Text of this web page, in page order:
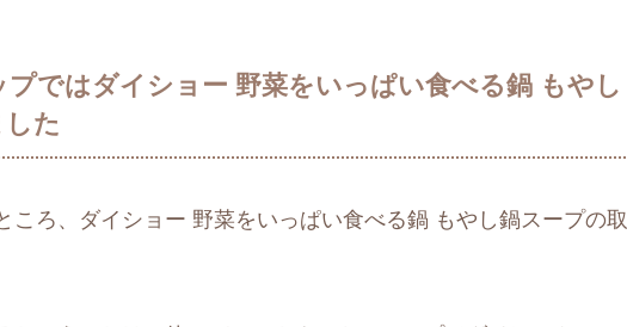
ではダイショー 野菜をいっぱい食べる鍋 もやし
た
ころ、ダイショー 野菜をいっぱい食べる鍋 もやし鍋スープの取